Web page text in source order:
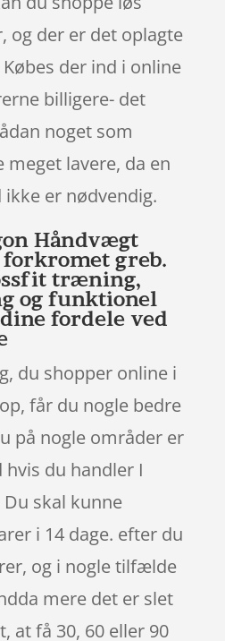
og der er det oplagte
der ind i online
billigere- det
noget som
lavere, da en
er nødvendig.
Håndvægt
forkromet greb.
træning,
og funktionel
fordele ved
du shopper online i
får du nogle bedre
på nogle områder er
du handler I
skal kunne
i 14 dage. efter du
og i nogle tilfælde
mere det er slet
at få 30, 60 eller 90